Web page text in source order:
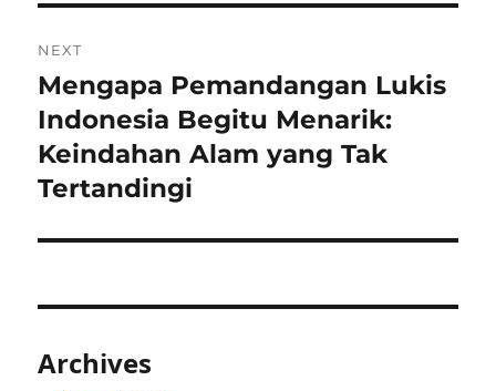
NEXT
Next
post:
Mengapa Pemandangan Lukis
Indonesia Begitu Menarik:
Keindahan Alam yang Tak
Tertandingi
Archives